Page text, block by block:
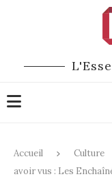
Accueil Culture
avoir vus : Les